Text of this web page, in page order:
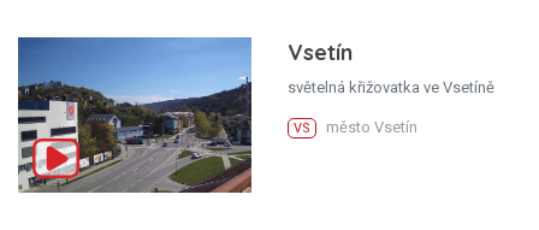
Vsetín
světelná křižovatka ve Vsetíně
VS město Vsetín